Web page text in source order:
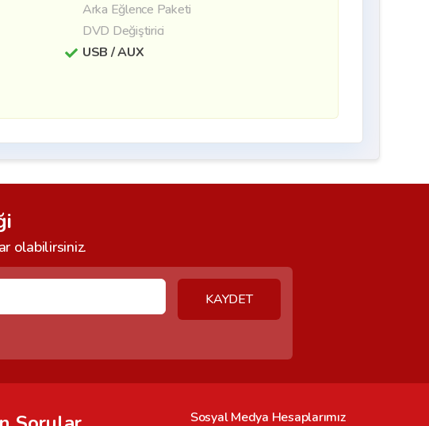
Arka Eğlence Paketi
DVD Değiştirici
USB / AUX
olabilirsiniz.
KAYDET
Sosyal Medya Hesaplarımız